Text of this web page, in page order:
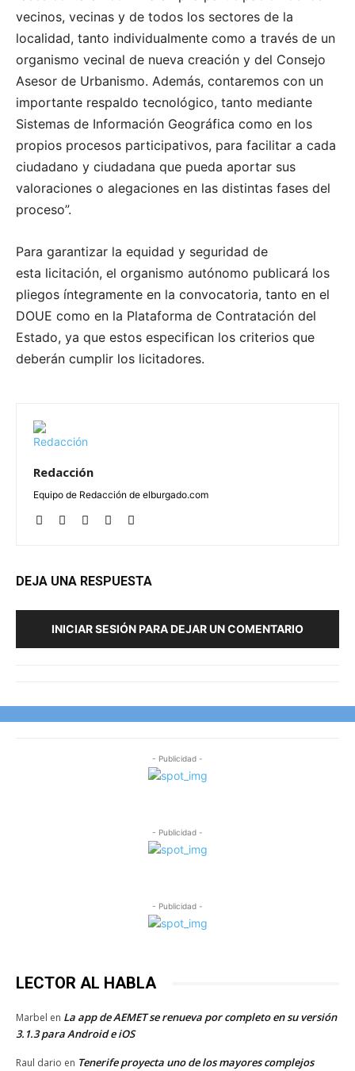
vecinos, vecinas y de todos los sectores de la
localidad, tanto individualmente como a través de un
organismo vecinal de nueva creación y del Consejo
Asesor de Urbanismo. Además, contaremos con un
importante respaldo tecnológico, tanto mediante
Sistemas de Información Geográfica como en los
propios procesos participativos, para facilitar a cada
ciudadano y ciudadana que pueda aportar sus
valoraciones o alegaciones en las distintas fases del
proceso”.
Para garantizar la equidad y seguridad de
esta licitación, el organismo autónomo publicará los
pliegos íntegramente en la convocatoria, tanto en el
DOUE como en la Plataforma de Contratación del
Estado, ya que estos especifican los criterios que
deberán cumplir los licitadores.
Redacción
Equipo de Redacción de elburgado.com
DEJA UNA RESPUESTA
INICIAR SESIÓN PARA DEJAR UN COMENTARIO
- Publicidad -
- Publicidad -
- Publicidad -
LECTOR AL HABLA
Marbel en La app de AEMET se renueva por completo en su versión
3.1.3 para Android e iOS
Raul dario en Tenerife proyecta uno de los mayores complejos